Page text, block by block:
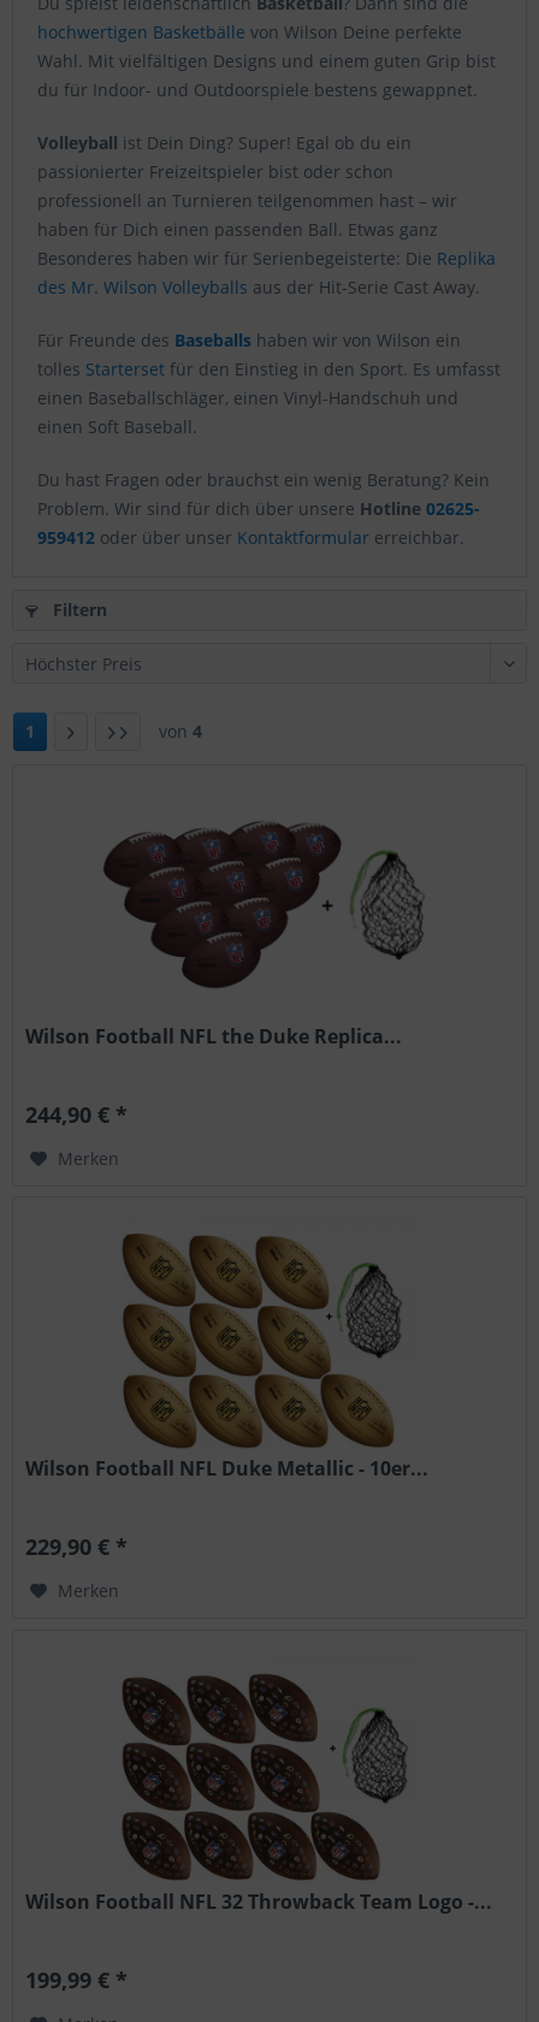
hochwertigen Basketbälle von Wilson Deine perfekte
Wahl. Mit vielfältigen Designs und einem guten Grip bist
du für Indoor- und Outdoorspiele bestens gewappnet.
Volleyball ist Dein Ding? Super! Egal ob du ein
passionierter Freizeitspieler bist oder schon
professionell an Turnieren teilgenommen hast – wir
haben für Dich einen passenden Ball. Etwas ganz
Besonderes haben wir für Serienbegeisterte: Die Replika
des Mr. Wilson Volleyballs aus der Hit-Serie Cast Away.
Für Freunde des Baseballs haben wir von Wilson ein
tolles Starterset für den Einstieg in den Sport. Es umfasst
einen Baseballschläger, einen Vinyl-Handschuh und
einen Soft Baseball.
Du hast Fragen oder brauchst ein wenig Beratung? Kein
Problem. Wir sind für dich über unsere Hotline 02625-
959412 oder über unser Kontaktformular erreichbar.
Filtern
1 von 4
Wilson Football NFL the Duke Replica...
244,90 € *
Merken
Wilson Football NFL Duke Metallic - 10er...
229,90 € *
Merken
Wilson Football NFL 32 Throwback Team Logo -...
199,99 € *